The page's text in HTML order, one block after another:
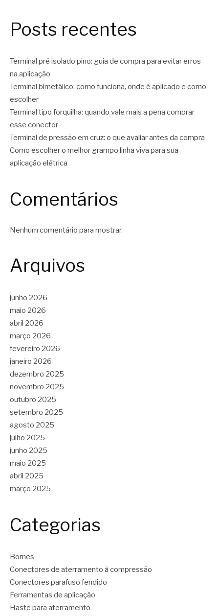
Posts recentes
Terminal pré isolado pino: guia de compra para evitar erros
na aplicação
Terminal bimetálico: como funciona, onde é aplicado e como
escolher
Terminal tipo forquilha: quando vale mais a pena comprar
esse conector
Terminal de pressão em cruz: o que avaliar antes da compra
Como escolher o melhor grampo linha viva para sua
aplicação elétrica
Comentários
Nenhum comentário para mostrar.
Arquivos
junho 2026
maio 2026
abril 2026
março 2026
fevereiro 2026
janeiro 2026
dezembro 2025
novembro 2025
outubro 2025
setembro 2025
agosto 2025
julho 2025
junho 2025
maio 2025
abril 2025
março 2025
Categorias
Bornes
Conectores de aterramento à compressão
Conectores parafuso fendido
Ferramentas de aplicação
Haste para aterramento